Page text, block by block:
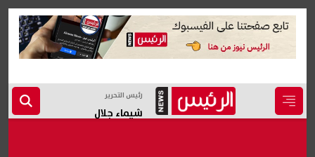
رئيس التحرير
شيماء جلال